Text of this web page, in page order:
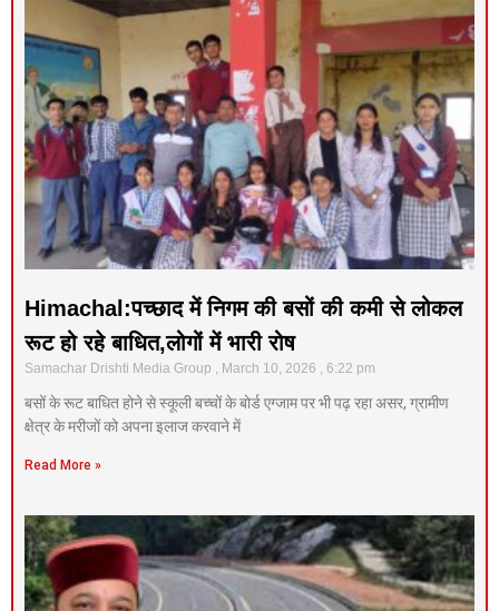
Himachal:पच्छाद में निगम की बसों की कमी से लोकल
रूट हो रहे बाधित,लोगों में भारी रोष
Samachar Drishti Media Group March 10, 2026 6:22 pm
बसों के रूट बाधित होने से स्कूली बच्चों के बोर्ड एग्जाम पर भी पढ़ रहा असर, ग्रामीण
क्षेत्र के मरीजों को अपना इलाज करवाने में
Read More »